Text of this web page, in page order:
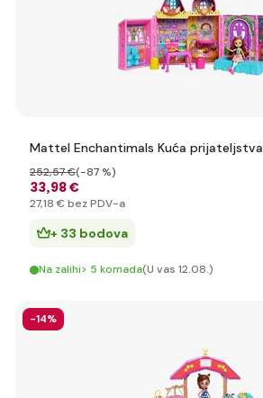
Mattel Enchantimals Kuća prijateljstva
33,98 €
252,57 €(-87 %)
27,18 € bez PDV-a
+ 33 bodova
Na zalihi> 5 komada(U vas 12.08.)
-14%